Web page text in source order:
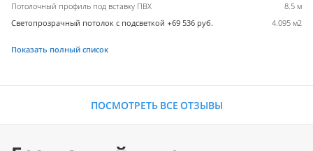
Потолочный профиль под вставку ПВХ
8.5 м
Светопрозрачный потолок с подсветкой +69 536 руб.
4.095 м2
Показать полный список
ПОСМОТРЕТЬ ВСЕ ОТЗЫВЫ